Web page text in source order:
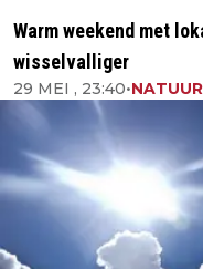
Warm weekend met
wisselvalliger
29 MEI , 23:40•NATUUR